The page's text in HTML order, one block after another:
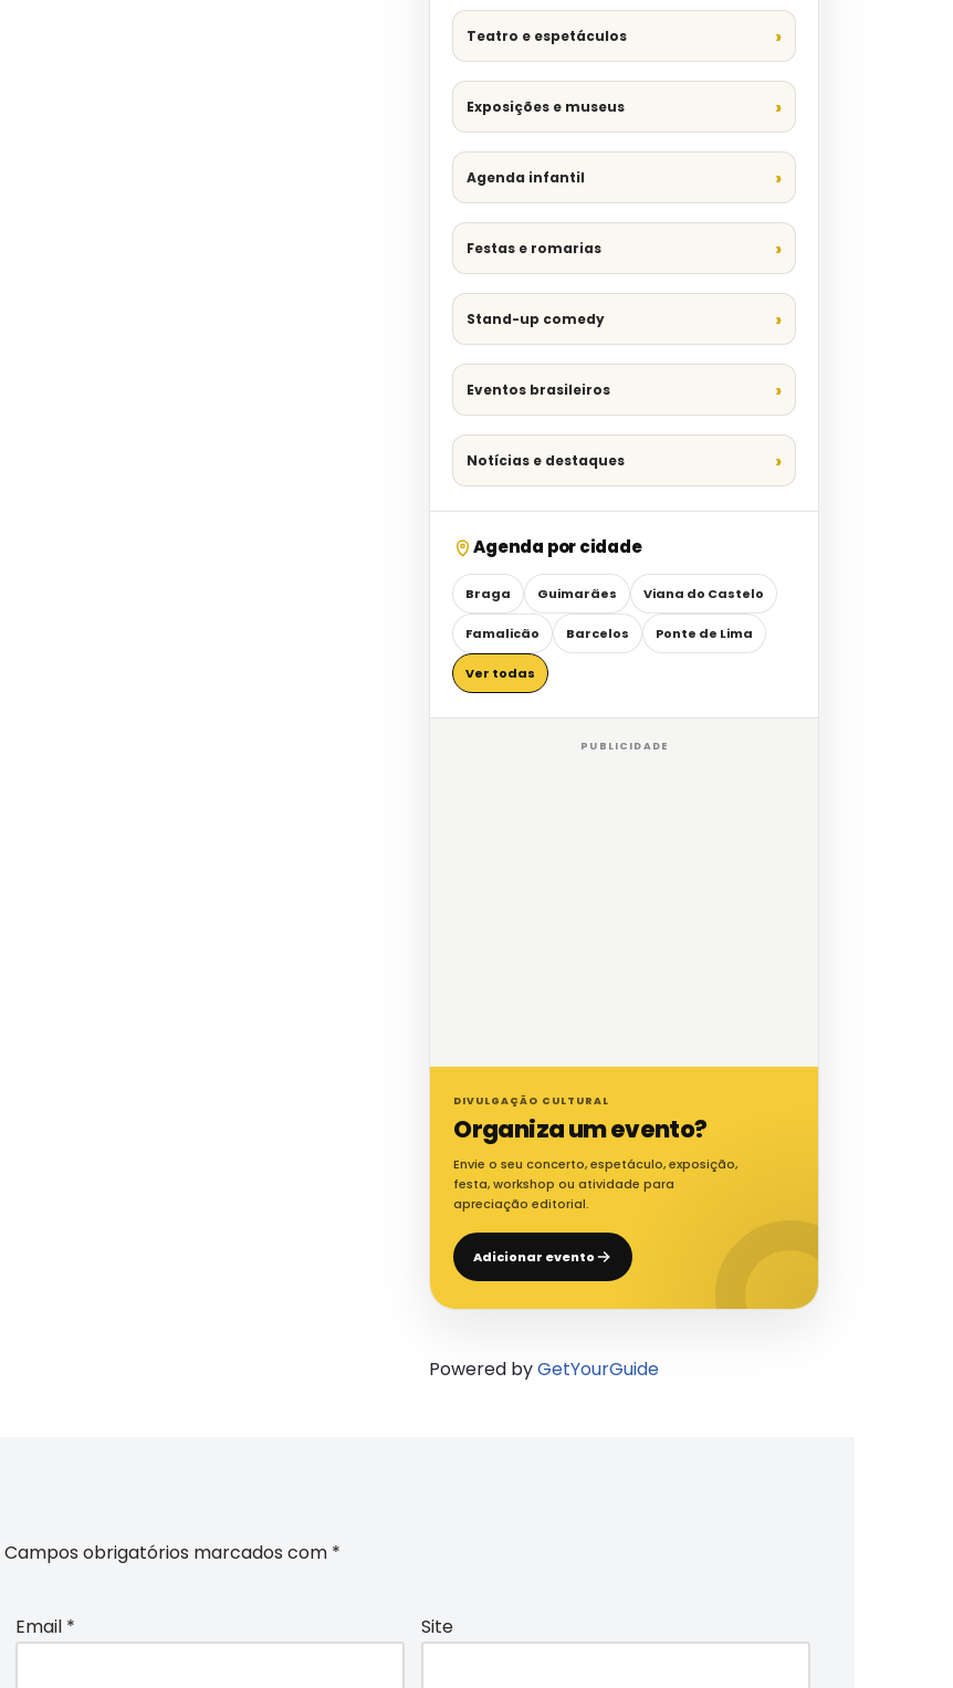
Teatro e espetáculos
Exposições e museus
Agenda infantil
Festas e romarias
Stand-up comedy
Eventos brasileiros
Notícias e destaques
Agenda por cidade
Braga Guimarães Viana do Castelo
Famalicão Barcelos Ponte de Lima
Ver todas
PUBLICIDADE
DIVULGAÇÃO CULTURAL
Organiza um evento?
Envie o seu concerto, espetáculo, exposição,
festa, workshop ou atividade para
apreciação editorial.
Adicionar evento
Powered byGetYourGuide
Campos obrigatórios marcados com *
Email * Site